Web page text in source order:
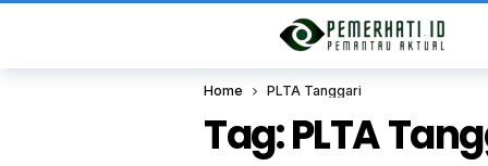
Home PLTA Tanggari
Tag:PLTA